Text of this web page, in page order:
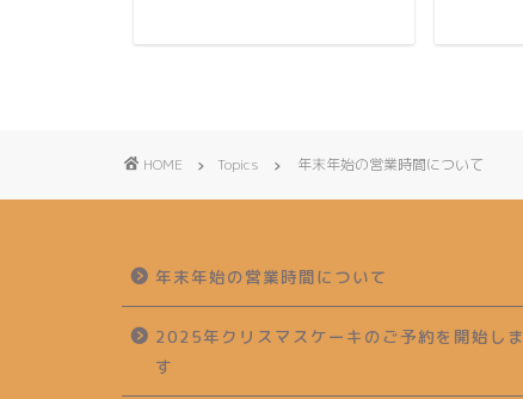
HOME Topics 年末年始の営業時間について
年末年始の営業時間について
2025年クリスマスケーキのご予約を開始しま
す